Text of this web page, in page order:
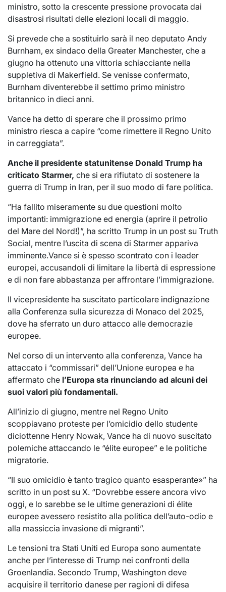
ministro, sotto la crescente pressione provocata dai
disastrosi risultati delle elezioni locali di maggio.
Si prevede che a sostituirlo sarà il neo deputato Andy
Burnham, ex sindaco della Greater Manchester, che a
giugno ha ottenuto una vittoria schiacciante nella
suppletiva di Makerfield. Se venisse confermato,
Burnham diventerebbe il settimo primo ministro
britannico in dieci anni.
Vance ha detto di sperare che il prossimo primo
ministro riesca a capire “come rimettere il Regno Unito
in carreggiata”.
Anche il presidente statunitense Donald Trump ha
criticato Starmer, che si era rifiutato di sostenere la
guerra di Trump in Iran, per il suo modo di fare politica.
“Ha fallito miseramente su due questioni molto
importanti: immigrazione ed energia (aprire il petrolio
del Mare del Nord!)”, ha scritto Trump in un post su Truth
Social, mentre l’uscita di scena di Starmer appariva
imminente.Vance si è spesso scontrato con i leader
europei, accusandoli di limitare la libertà di espressione
e di non fare abbastanza per affrontare l’immigrazione.
Il vicepresidente ha suscitato particolare indignazione
alla Conferenza sulla sicurezza di Monaco del 2025,
dove ha sferrato un duro attacco alle democrazie
europee.
Nel corso di un intervento alla conferenza, Vance ha
attaccato i “commissari” dell’Unione europea e ha
affermato che l’Europa sta rinunciando ad alcuni dei
suoi valori più fondamentali.
All’inizio di giugno, mentre nel Regno Unito
scoppiavano proteste per l’omicidio dello studente
diciottenne Henry Nowak, Vance ha di nuovo suscitato
polemiche attaccando le “élite europee” e le politiche
migratorie.
“Il suo omicidio è tanto tragico quanto esasperante»” ha
scritto in un post su X. “Dovrebbe essere ancora vivo
oggi, e lo sarebbe se le ultime generazioni di élite
europee avessero resistito alla politica dell’auto-odio e
alla massiccia invasione di migranti”.
Le tensioni tra Stati Uniti ed Europa sono aumentate
anche per l’interesse di Trump nei confronti della
Groenlandia. Secondo Trump, Washington deve
acquisire il territorio danese per ragioni di difesa